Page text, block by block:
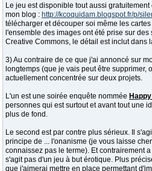
Le jeu est disponible tout aussi
mon blog : http://kcoquidam.blogspot.fr/p/
télécharger et découper soi même les
l'ensemble des images ont été prise sur
Creative Commons, le détail est inclut dans
3) Au contraire de ce que j'ai annoncé sur
longtemps (que je vais peut être supprimer,
actuellement concentrée sur deux projets.
L'un est une soirée enquête nommée
personnes qui est surtout et avant tout une
plus de fond.
Le second est par contre plus sérieux. Il
principe de ... l'onanisme (je vous laisse
connaissez pas le terme). Et contrairement
s'agit pas d'un jeu à but érotique. Plus
que j'aimerai mettre en place permettant